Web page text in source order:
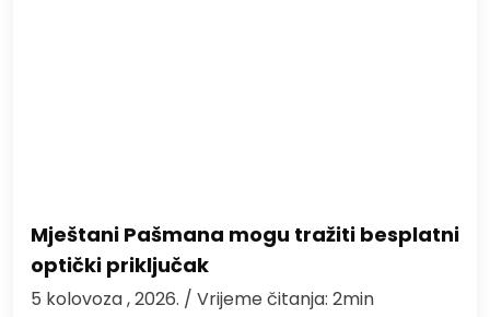
Mještani Pašmana mogu tražiti besplatni
optički priključak
5 kolovoza , 2026. / Vrijeme čitanja: 2min